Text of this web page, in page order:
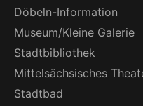
Döbeln-Information
Museum/Kleine Galerie
Stadtbibliothek
Mittelsächsisches
Stadtbad